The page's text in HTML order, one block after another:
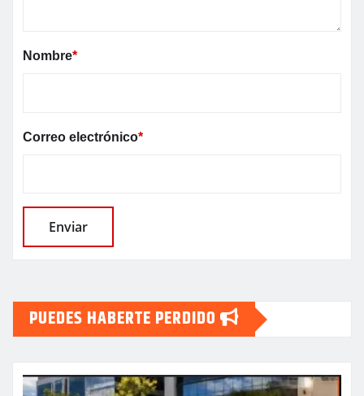
Nombre*
Correo electrónico*
PUEDES HABERTE PERDIDO